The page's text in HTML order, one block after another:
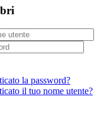
la password?
il tuo nome utente?